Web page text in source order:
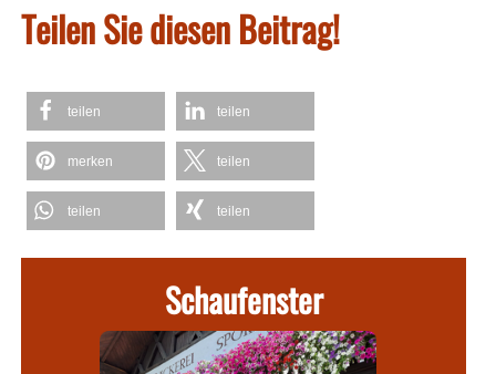
Teilen Sie diesen Beitrag!
teilen teilen
merken teilen
teilen teilen
Schaufenster